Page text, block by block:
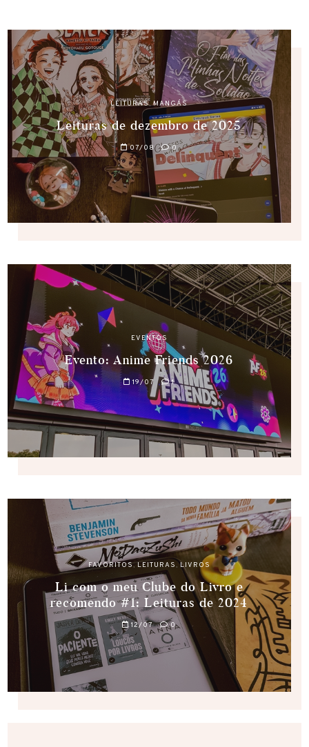
LEITURAS,MANGÁS
Leituras de dezembro de 2025
07/08 0
EVENTOS
Evento: Anime Friends 2026
19/07 1
FAVORITOS, LEITURAS ,LIVROS
Li com o meu Clube do Livro e
recomendo #1: Leituras de 2024
12/07 0